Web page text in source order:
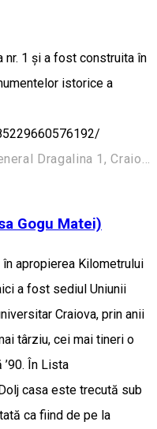
nr. 1 și a fost construita în
istorice a
Gogu Matei)
apropierea Kilometrului
a fost sediul Uniunii
Craiova, prin anii
târziu, cei mai tineri o
În Lista
casa este trecută sub
ca fiind de pe la